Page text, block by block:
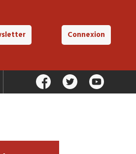
Connexion